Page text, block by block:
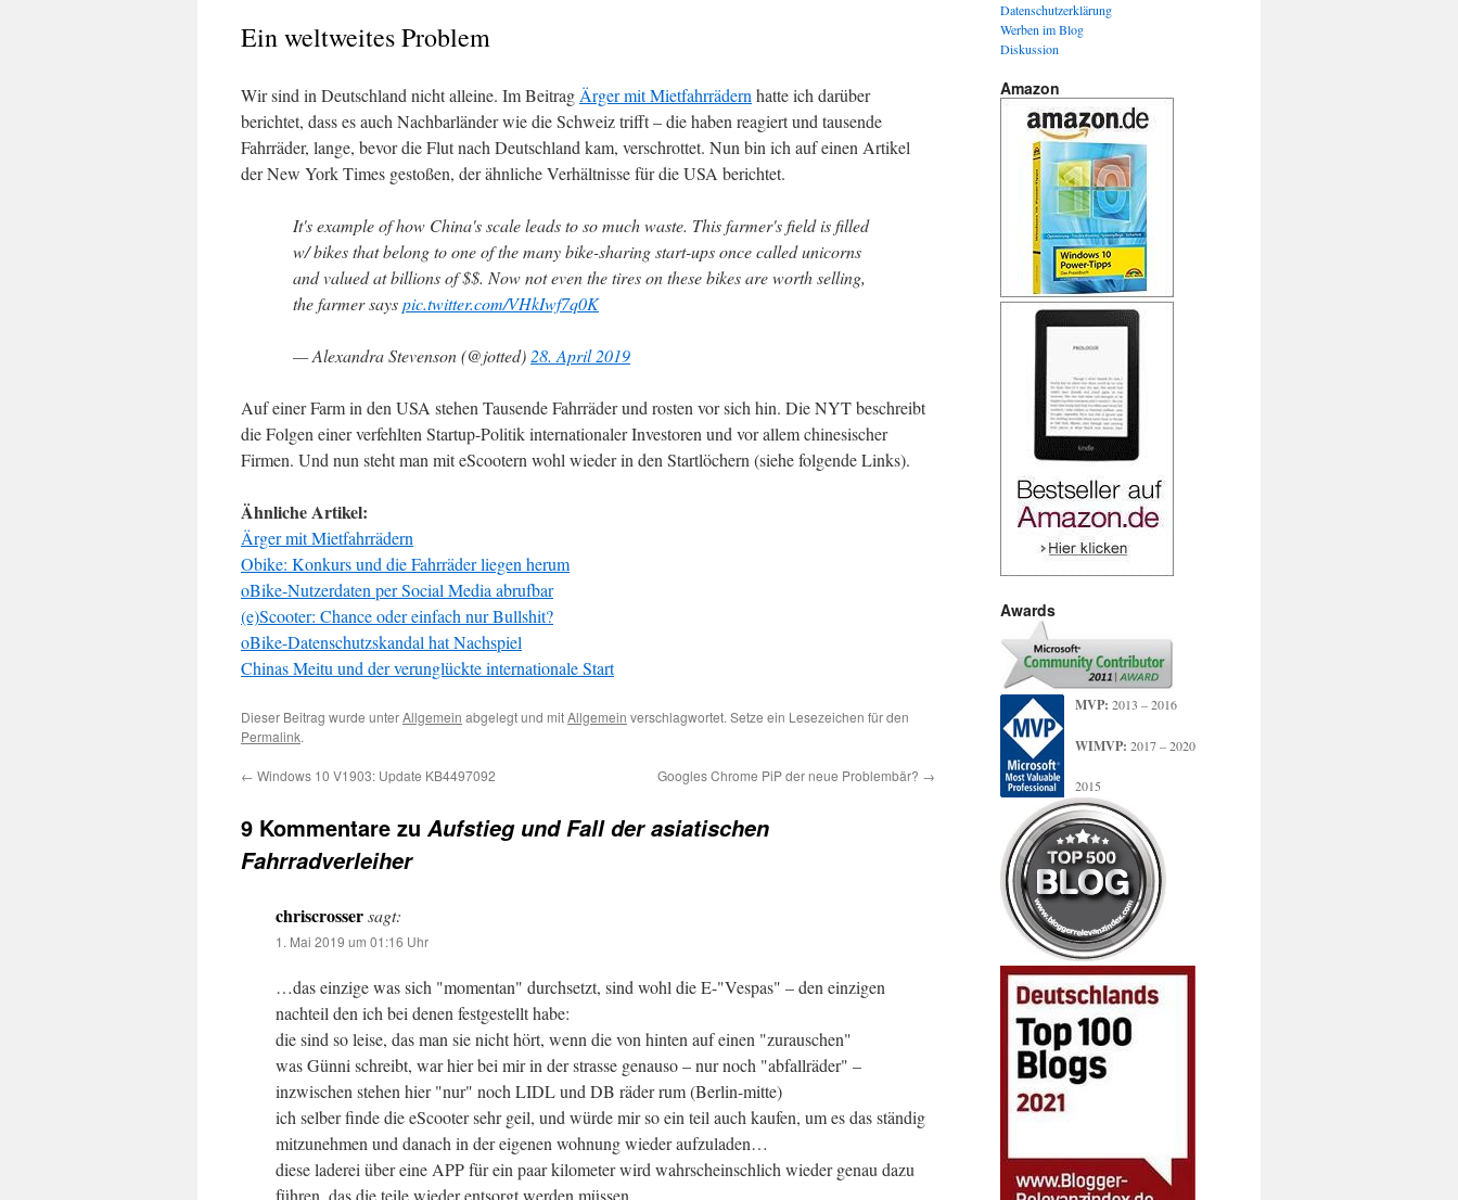
Ein weltweites Problem
Wir sind in Deutschland nicht alleine. Im Beitrag Ärger mit Mietfahrrädern hatte ich darüber
berichtet, dass es auch Nachbarländer wie die Schweiz trifft – die haben reagiert und tausende
Fahrräder, lange, bevor die Flut nach Deutschland kam, verschrottet. Nun bin ich auf einen Artikel
der New York Times gestoßen, der ähnliche Verhältnisse für die USA berichtet.
It's example of how China's scale leads to so much waste. This farmer's field is filled
w/ bikes that belong to one of the many bike-sharing start-ups once called unicorns
and valued at billions of $$. Now not even the tires on these bikes are worth selling,
the farmer sayspic.twitter.com/VHkIwf7q0K
— Alexandra Stevenson (@jotted) 28. April 2019
Auf einer Farm in den USA stehen Tausende Fahrräder und rosten vor sich hin. Die NYT beschreibt
die Folgen einer verfehlten Startup-Politik internationaler Investoren und vor allem chinesischer
Firmen. Und nun steht man mit eScootern wohl wieder in den Startlöchern (siehe folgende Links).
Ähnliche Artikel:
Ärger mit Mietfahrrädern
Obike: Konkurs und die Fahrräder liegen herum
oBike-Nutzerdaten per Social Media abrufbar
(e)Scooter: Chance oder einfach nur Bullshit?
oBike-Datenschutzskandal hat Nachspiel
Chinas Meitu und der verunglückte internationale Start
Dieser Beitrag wurde unterAllgemein abgelegt und mitAllgemein verschlagwortet. Setze ein Lesezeichen für den
Permalink.
← Windows 10 V1903: Update KB4497092 Googles Chrome PiP der neue Problembär? →
9 Kommentare zu Aufstieg und Fall der asiatischen
Fahrradverleiher
chriscrossersagt:
1. Mai 2019 um 01:16 Uhr
…das einzige was sich "momentan" durchsetzt, sind wohl die E-"Vespas" – den einzigen
nachteil den ich bei denen festgestellt habe:
die sind so leise, das man sie nicht hört, wenn die von hinten auf einen "zurauschen"
was Günni schreibt, war hier bei mir in der strasse genauso – nur noch "abfallräder" –
inzwischen stehen hier "nur" noch LIDL und DB räder rum (Berlin-mitte)
ich selber finde die eScooter sehr geil, und würde mir so ein teil auch kaufen, um es das ständig
mitzunehmen und danach in der eigenen wohnung wieder aufzuladen…
diese laderei über eine APP für ein paar kilometer wird wahrscheinschlich wieder genau dazu
führen, das die teile wieder entsorgt werden müssen…
Datenschutzerklärung
Werben im Blog
Diskussion
Amazon
Awards
MVP: 2013 – 2016
WIMVP: 2017 – 2020
2015